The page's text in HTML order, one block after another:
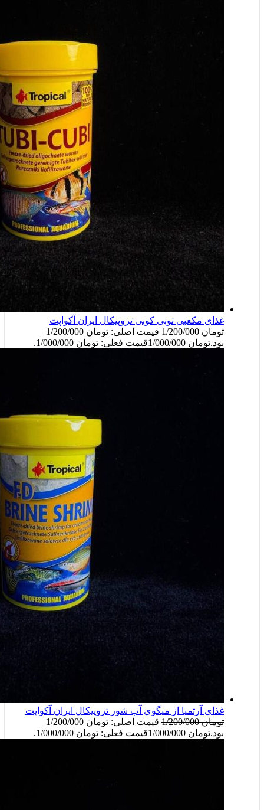
غذای مکعبی توبی کوبی تروپیکال ایران آکواپت
تومان1/200/000
قیمت اصلی: تومان 1/200/000
بود.تومان قیمت فعلی: تومان 1/000/000.
غذای آرتمیا از میگوی آب شور تروپیکال ایران آکواپت
تومان1/200/000
قیمت اصلی: تومان 1/200/000
بود.تومان قیمت فعلی: تومان 1/000/000.